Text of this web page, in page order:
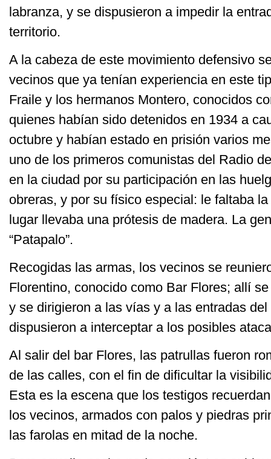
labranza, y se dispusieron a impedir la
territorio.
A la cabeza de este movimiento defensivo
vecinos que ya tenían experiencia en este
Fraile y los hermanos Montero, conocidos
quienes habían sido detenidos en 1934 a
octubre y habían estado en prisión varios
uno de los primeros comunistas del Radio
en la ciudad por su participación en las
obreras, y por su físico especial: le faltaba
lugar llevaba una prótesis de madera. La
“Patapalo”.
Recogidas las armas, los vecinos se
Florentino, conocido como Bar Flores; allí
y se dirigieron a las vías y a las entradas
dispusieron a interceptar a los posibles
Al salir del bar Flores, las patrullas fueron
de las calles, con el fin de dificultar la
Esta es la escena que los testigos
los vecinos, armados con palos y piedras
las farolas en mitad de la noche.